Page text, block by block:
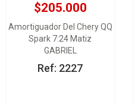
$205.000
Amortiguador Del Chery QQ
Spark 7:24 Matiz
GABRIEL
Ref: 2227
$44.000
Rodamiento delantero Ext R
6-12-18 Dacia Spark Matiz
KOYO